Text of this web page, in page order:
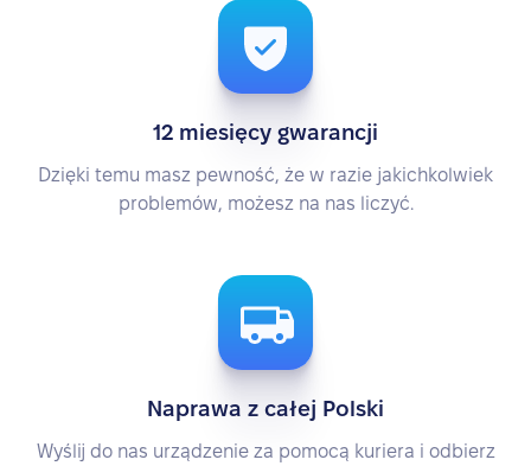
12 miesięcy gwarancji
Dzięki temu masz pewność, że w razie jakichkolwiek
problemów, możesz na nas liczyć.
Naprawa z całej Polski
Wyślij do nas urządzenie za pomocą kuriera i odbierz